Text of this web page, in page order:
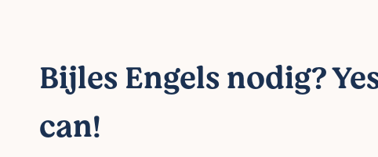
Bijles Engels nodig?
can!